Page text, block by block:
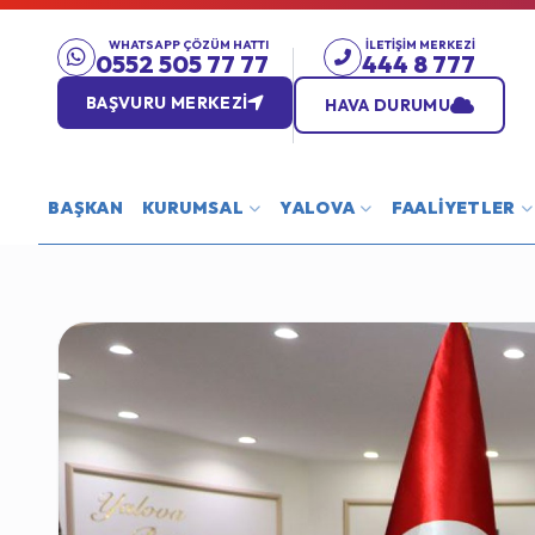
WHATSAPP ÇÖZÜM HATTI
0552 505 77 77
BAŞVURU MERKEZİ
İLETIŞIM MERKEZI
444 8 777
HAVA DURUMU
BAŞKAN KURUMSAL YALOVA FAALİYETLER